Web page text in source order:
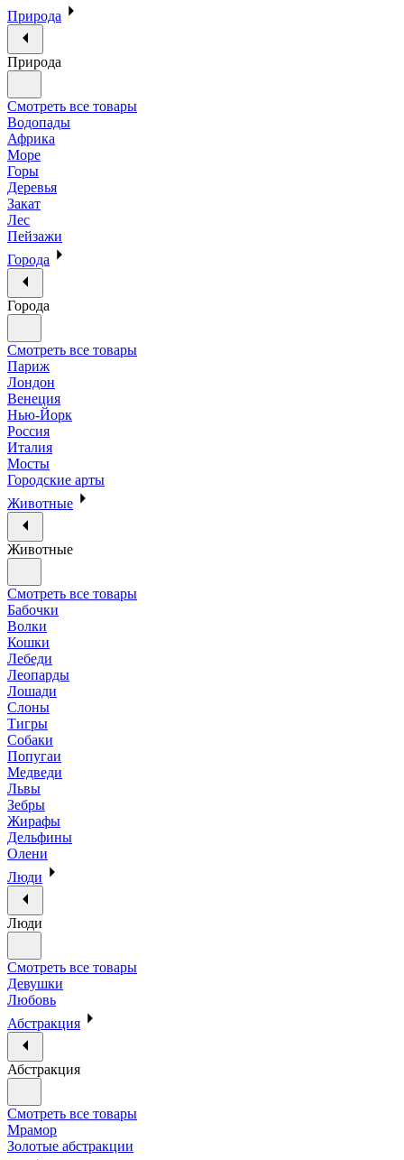
Природа
Природа
Смотреть все товары
Водопады
Африка
Море
Горы
Деревья
Закат
Лес
Пейзажи
Города
Города
Смотреть все товары
Париж
Лондон
Венеция
Нью-Йорк
Россия
Италия
Мосты
Городские арты
Животные
Животные
Смотреть все товары
Бабочки
Волки
Кошки
Лебеди
Леопарды
Лошади
Слоны
Тигры
Собаки
Попугаи
Медведи
Львы
Зебры
Жирафы
Дельфины
Олени
Люди
Люди
Смотреть все товары
Девушки
Любовь
Абстракция
Абстракция
Смотреть все товары
Мрамор
Золотые абстракции